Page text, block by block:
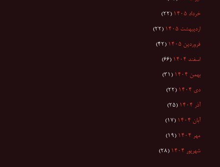
خرداد ۱۴۰۵ (۲۲)
اردیبهشت ۱۴۰۵ (۲۲)
فروردین ۱۴۰۵ (۴۲)
اسفند ۱۴۰۴ (۶۶)
بهمن ۱۴۰۴ (۳۱)
دی ۱۴۰۴ (۲۲)
آذر ۱۴۰۴ (۲۵)
آبان ۱۴۰۴ (۱۷)
مهر ۱۴۰۴ (۱۹)
شهریور ۱۴۰۴ (۲۸)